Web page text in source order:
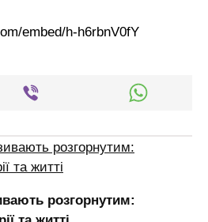
embed/h-h6rbnV0fY
розгорнутим: